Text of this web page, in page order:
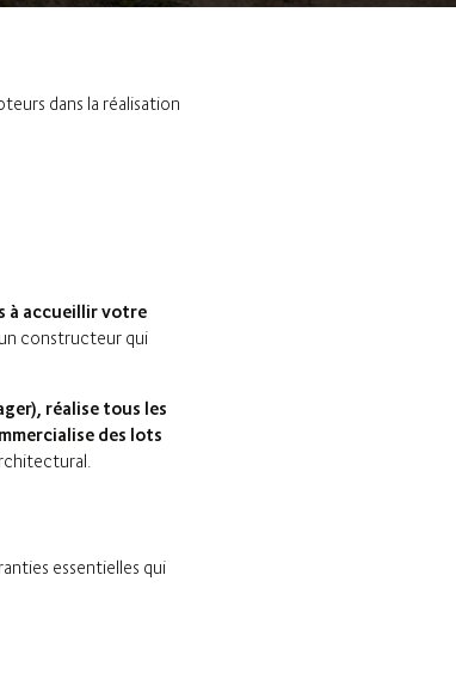
dans la réalisation
à accueillir votre
constructeur qui
réalise tous les
des lots
essentielles qui